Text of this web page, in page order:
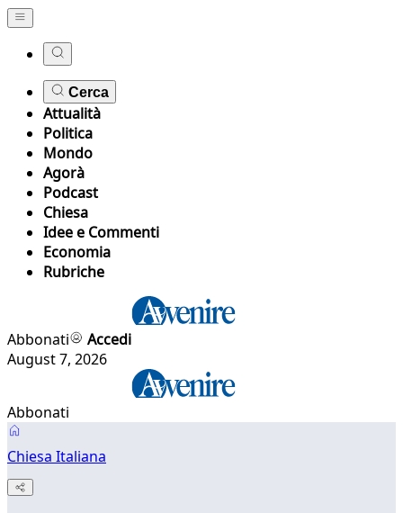
Cerca
Attualità
Politica
Mondo
Agorà
Podcast
Chiesa
Idee e Commenti
Economia
Rubriche
Abbonati
Accedi
August 7, 2026
Abbonati
Chiesa Italiana